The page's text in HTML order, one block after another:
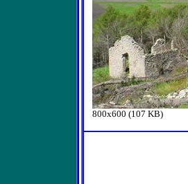
800x600 (107 KB)